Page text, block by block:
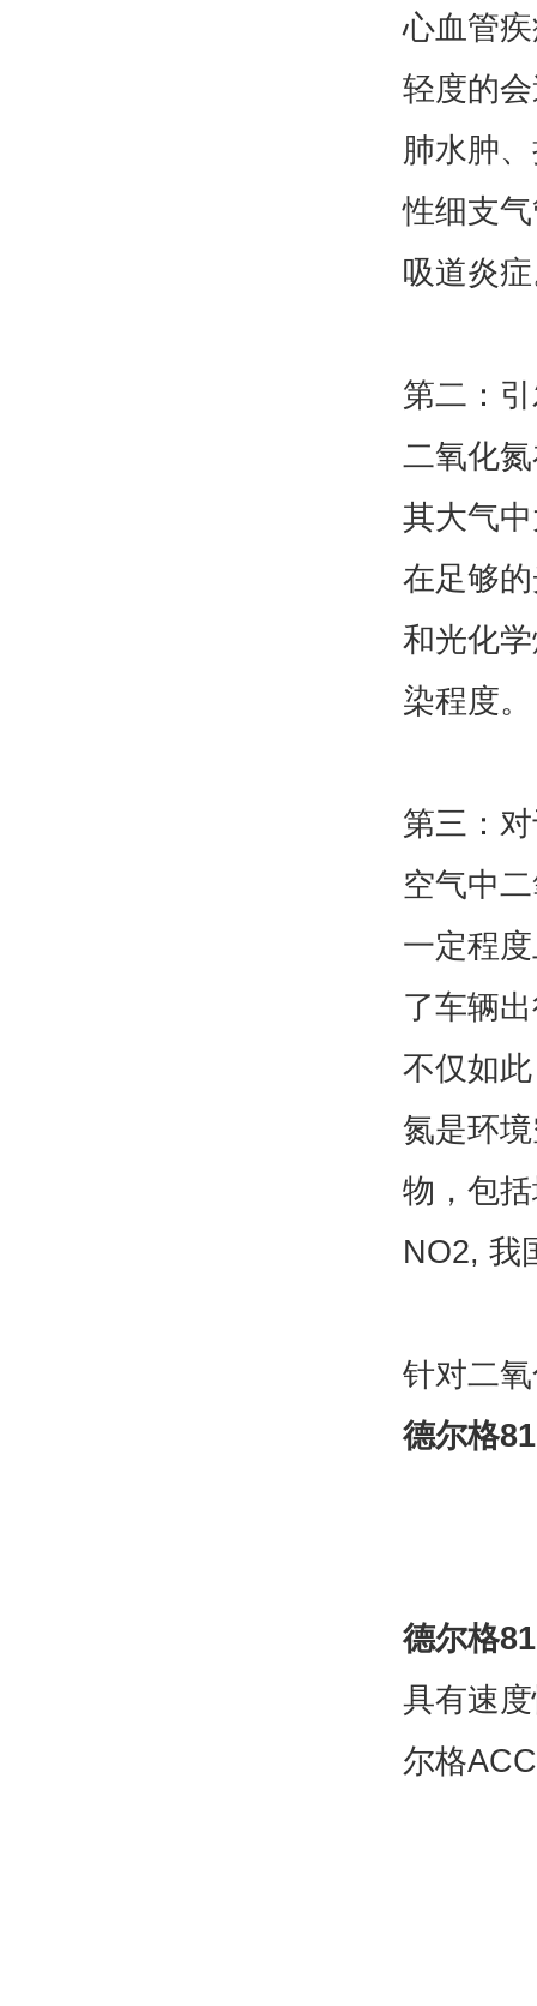
心血管
轻度的
肺水肿
性细支
吸道炎
第二：
二氧化
其大气
在足够
和光化
染程度。
第三：
空气中
一定程
了车辆
不仅如
氮是环
物，包
NO2, 我
针对二
德尔格
德尔格
具有速
尔格